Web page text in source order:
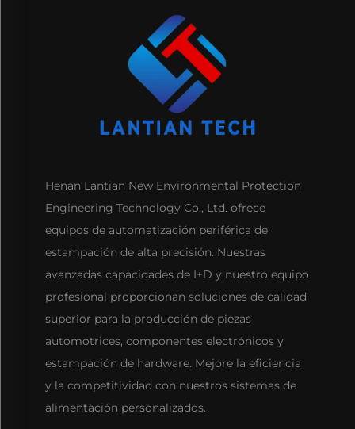
Henan Lantian New Environmental Protection
Engineering Technology Co., Ltd. ofrece
equipos de automatización periférica de
estampación de alta precisión. Nuestras
avanzadas capacidades de I+D y nuestro equipo
profesional proporcionan soluciones de calidad
superior para la producción de piezas
automotrices, componentes electrónicos y
estampación de hardware. Mejore la eficiencia
y la competitividad con nuestros sistemas de
alimentación personalizados.